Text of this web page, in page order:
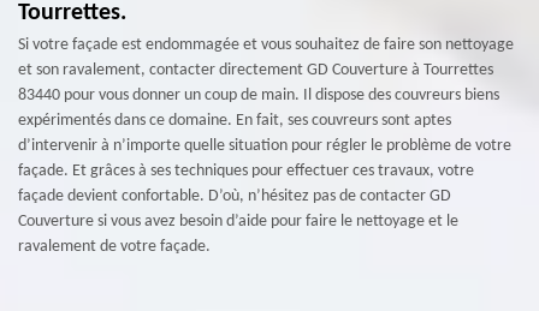
Tourrettes.
Si votre façade est endommagée et vous souhaitez de faire son nettoyage
et son ravalement, contacter directement GD Couverture à Tourrettes
83440 pour vous donner un coup de main. Il dispose des couvreurs biens
expérimentés dans ce domaine. En fait, ses couvreurs sont aptes
d’intervenir à n’importe quelle situation pour régler le problème de votre
façade. Et grâces à ses techniques pour effectuer ces travaux, votre
façade devient confortable. D’où, n’hésitez pas de contacter GD
Couverture si vous avez besoin d’aide pour faire le nettoyage et le
ravalement de votre façade.